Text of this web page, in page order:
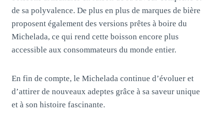
de sa polyvalence. De plus en plus de marques de bière
proposent également des versions prêtes à boire du
Michelada, ce qui rend cette boisson encore plus
accessible aux consommateurs du monde entier.
En fin de compte, le Michelada continue d’évoluer et
d’attirer de nouveaux adeptes grâce à sa saveur unique
et à son histoire fascinante.